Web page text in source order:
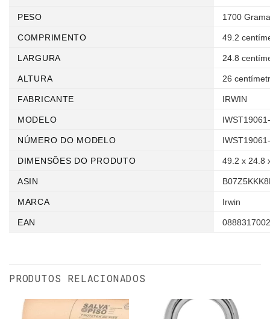
PESO ‎1700
COMPRIMENTO ‎49.2
LARGURA ‎24.8
ALTURA ‎26
FABRICANTE ‎IRWIN
MODELO
NÚMERO DO MODELO
DIMENSÕES DO PRODUTO ‎49.2 x 24.8
ASIN
MARCA ‎Irwin
EAN
PRODUTOS RELACIONADOS